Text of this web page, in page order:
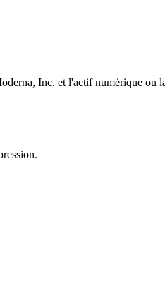
Inc. et l'actif numérique ou